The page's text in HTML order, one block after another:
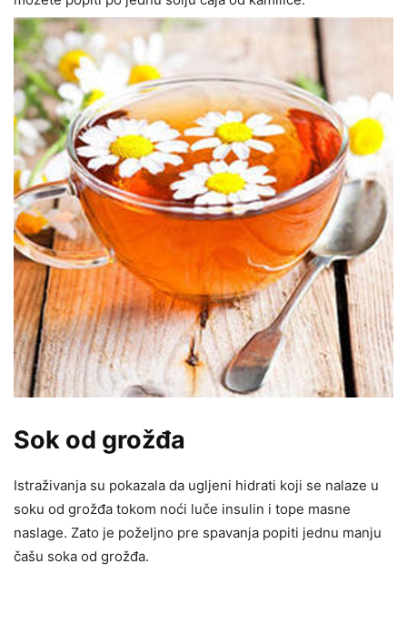
Sok od grožđa
Istraživanja su pokazala da ugljeni hidrati koji se nalaze u
soku od grožđa tokom noći luče insulin i tope masne
naslage. Zato je poželjno pre spavanja popiti jednu manju
čašu soka od grožđa.